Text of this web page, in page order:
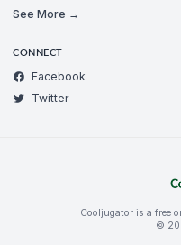
See More →
CONNECT
Facebook
Twitter
Cooljugator is a free
©